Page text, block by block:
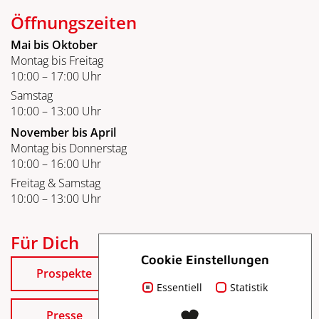
Öffnungszeiten
Mai bis Oktober
Montag bis Freitag
10:00 – 17:00 Uhr
Samstag
10:00 – 13:00 Uhr
November bis April
Montag bis Donnerstag
10:00 – 16:00 Uhr
Freitag & Samstag
10:00 – 13:00 Uhr
Für Dich
Prospekte
Presse
Cookie Einstellungen
Essentiell Statistik